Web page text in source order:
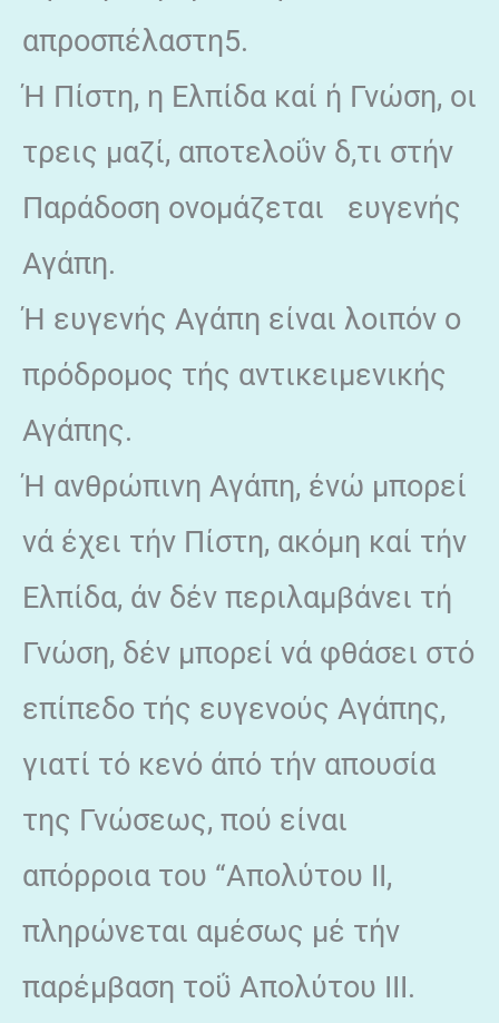
απροσπέλαστη5.
Ή Πίστη, η Ελπίδα καί ή Γνώση, oι
τρεις μαζί, αποτελοΰν δ,τι στήν
Παράδοση ονομάζεται ευγενής
Αγάπη.
Ή ευγενής Αγάπη είναι λοιπόν ο
πρόδρομος τής αντικειμενικής
Αγάπης.
Ή ανθρώπινη Αγάπη, ένώ μπορεί
νά έχει τήν Πίστη, ακόμη καί τήν
Ελπίδα, άν δέν περιλαμβάνει τή
Γνώση, δέν μπορεί νά φθάσει στό
επίπεδο τής ευγενούς Αγάπης,
γιατί τό κενό άπό τήν απουσία
της Γνώσεως, πού είναι
απόρροια του “Απολύτου II,
πληρώνεται αμέσως μέ τήν
παρέμβαση τοΰ Απολύτου ΙΙΙ.